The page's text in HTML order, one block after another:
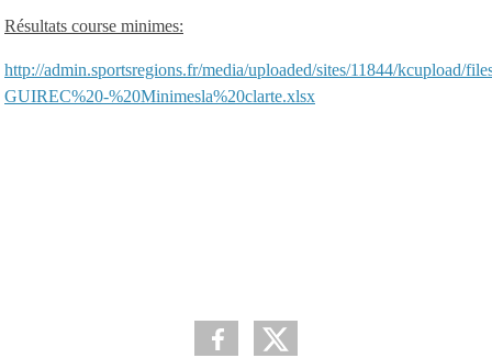
Résultats course minimes:
http://admin.sportsregions.fr/media/uploaded/sites/11844/kcupload/
GUIREC%20-%20Minimesla%20clarte.xlsx